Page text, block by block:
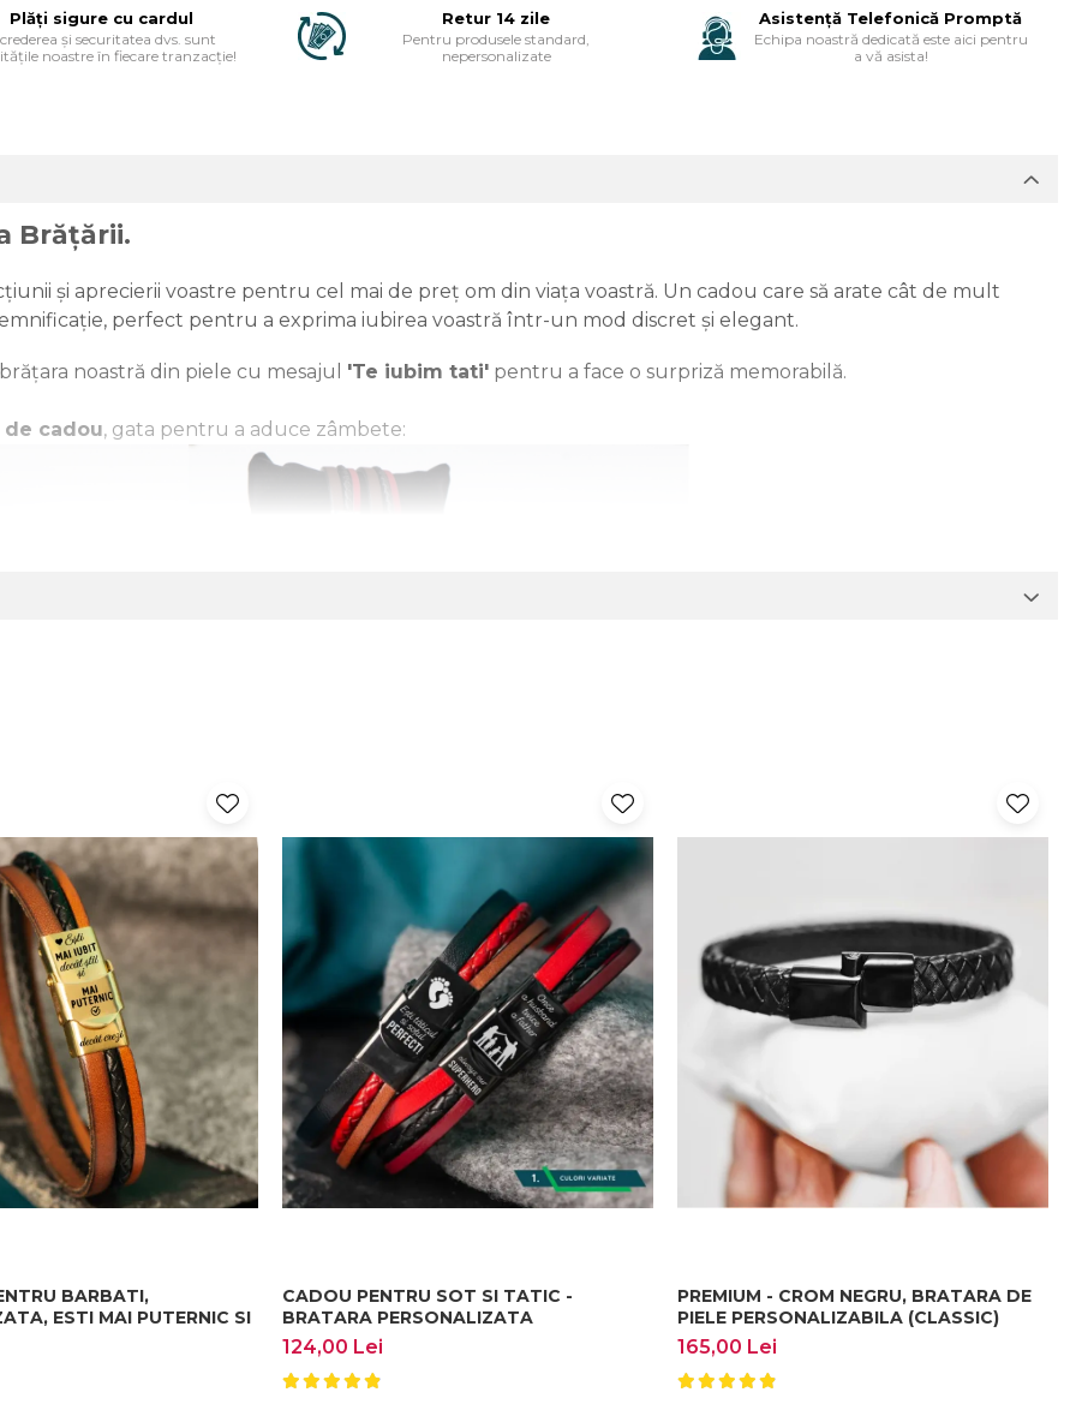
Plăți sigure cu cardul
și securitatea dvs. sunt
noastre în fiecare tranzacție!
Retur 14 zile
Pentru produsele standard,
nepersonalizate
Asistență Telefonică Promptă
Echipa noastră dedicată este aici pentru
a vă asista!
Brățării.
și aprecierii voastre pentru cel mai de preț om din viața voastră. Un cadou care să arate cât de mult
perfect pentru a exprima iubirea voastră într-un mod discret și elegant.
noastră din piele cu mesajul 'Te iubim tati' pentru a face o surpriză memorabilă.
cadou, gata pentru a aduce zâmbete:
adaugă un accent subtil și remarcabil stilului tău sau al persoanei dragi. Daca doresti o bratara mai
wrap care este mai lunga si se infasoara de doua ori pe incheietura:
BARBATI,
ESTI MAI PUTERNIC SI
CADOU PENTRU SOT SI TATIC -
BRATARA PERSONALIZATA
124,00 Lei
PREMIUM - CROM NEGRU, BRATARA DE
PIELE PERSONALIZABILA (CLASSIC)
165,00 Lei